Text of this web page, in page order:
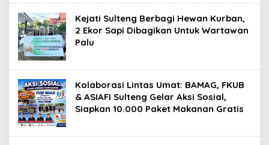
Kejati Sulteng Berbagi Hewan Kurban,
2 Ekor Sapi Dibagikan Untuk Wartawan
Palu
Kolaborasi Lintas Umat: BAMAG, FKUB
& ASIAFI Sulteng Gelar Aksi Sosial,
Siapkan 10.000 Paket Makanan Gratis